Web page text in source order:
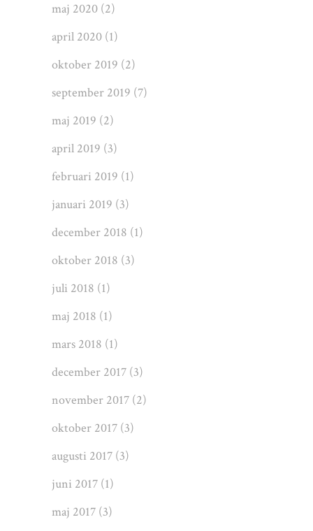
maj 2020 (2)
april 2020 (1)
oktober 2019 (2)
september 2019 (7)
maj 2019 (2)
april 2019 (3)
februari 2019 (1)
januari 2019 (3)
december 2018 (1)
oktober 2018 (3)
juli 2018 (1)
maj 2018 (1)
mars 2018 (1)
december 2017 (3)
november 2017 (2)
oktober 2017 (3)
augusti 2017 (3)
juni 2017 (1)
maj 2017 (3)